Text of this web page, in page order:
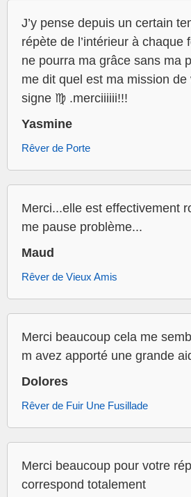
J’y pense depuis un certain
répète de l’intérieur à chaque
ne pourra ma grâce sans ma
me dit quel est ma mission de
signe ♍️ .merciiiiii!!!
Yasmine
Rêver de Porte
Merci...elle est effectivement
me pause problème...
Maud
Rêver de Vieux Amis
Merci beaucoup cela me
m avez apporté une grande
Dolores
Rêver de Fuir Une Fusillade
Merci beaucoup pour votre
correspond totalement